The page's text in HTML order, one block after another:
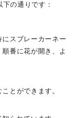
の通りです：
スプレーカーネー
番に花が開き、よ
とができます。